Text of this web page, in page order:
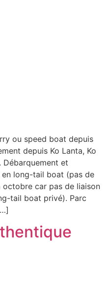
ou speed boat depuis
depuis Ko Lanta, Ko
Débarquement et
en long-tail boat (pas de
car pas de liaison
tail boat privé). Parc